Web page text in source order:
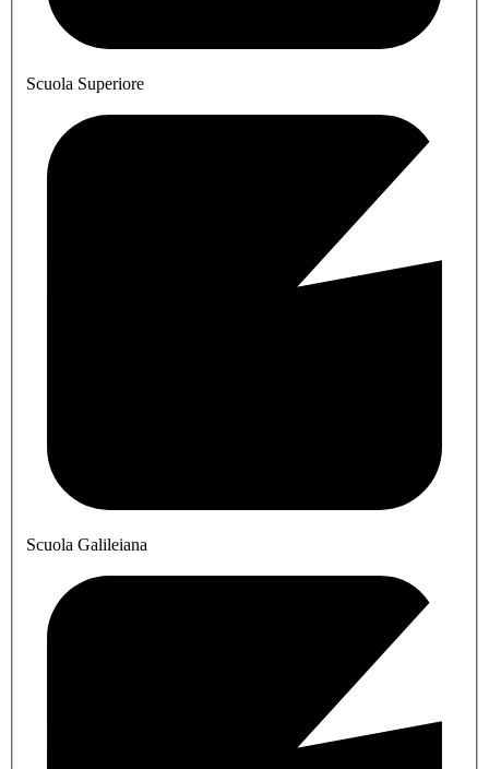
Scuola Superiore
Scuola Galileiana